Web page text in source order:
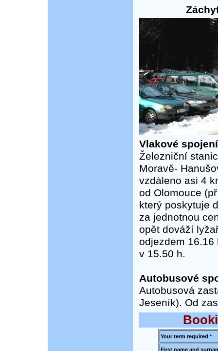
Vlakové
Železniční
Moravě-
vzdáleno asi 4
od Olomouce
který poskytuje
za jednotnou
opět dováží
odjezdem
v 15.50 h.
Autobusové
Autobusová
Jeseník). Od
Your term required *
First name and